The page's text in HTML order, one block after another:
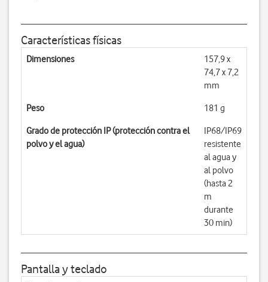
Características físicas
Dimensiones
157,9 x
74,7 x 7,2
mm
Peso 181 g
Grado de protección IP (protección contra el
polvo y el agua)
IP68/IP69
resistente
al agua y
al polvo
(hasta 2
m
durante
30 min)
Pantalla y teclado